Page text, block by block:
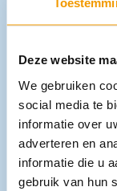
Deze website
We gebruiken
social media te
informatie over
adverteren en
informatie die u
gebruik van hun